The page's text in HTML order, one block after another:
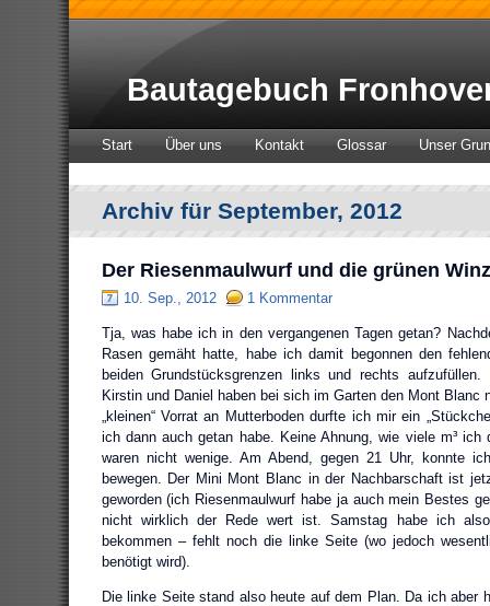
Bautagebuch
Start Über uns Kontakt Glossar Unser
Archiv für September, 2012
Der Riesenmaulwurf und die grünen
10. Sep., 2012 1 Kommentar
Tja, was habe ich in den vergangenen Tagen getan?
Rasen gemäht hatte, habe ich damit begonnen den
beiden Grundstücksgrenzen links und rechts aufzufüllen.
Kirstin und Daniel haben bei sich im Garten den Mont Blanc
„kleinen“ Vorrat an Mutterboden durfte ich mir ein
ich dann auch getan habe. Keine Ahnung, wie viele m³ ich
waren nicht wenige. Am Abend, gegen 21 Uhr, konnte
bewegen. Der Mini Mont Blanc in der Nachbarschaft ist
geworden (ich Riesenmaulwurf habe ja auch mein Bestes
nicht wirklich der Rede wert ist. Samstag habe ich
bekommen – fehlt noch die linke Seite (wo jedoch
benötigt wird).
Die linke Seite stand also heute auf dem Plan. Da ich aber